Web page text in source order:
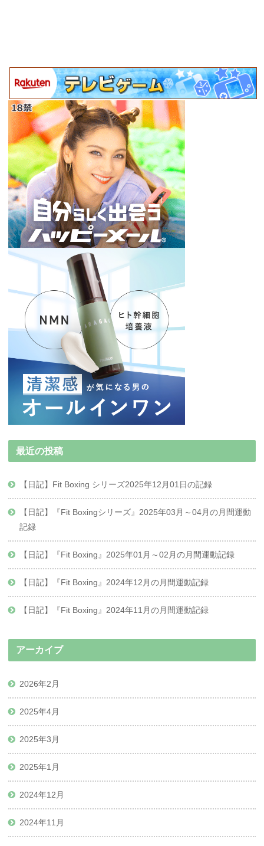
最近の投稿
【日記】Fit Boxing シリーズ2025年12月01日の記録
【日記】『Fit Boxingシリーズ』2025年03月～04月の月間運動
記録
【日記】『Fit Boxing』2025年01月～02月の月間運動記録
【日記】『Fit Boxing』2024年12月の月間運動記録
【日記】『Fit Boxing』2024年11月の月間運動記録
アーカイブ
2026年2月
2025年4月
2025年3月
2025年1月
2024年12月
2024年11月